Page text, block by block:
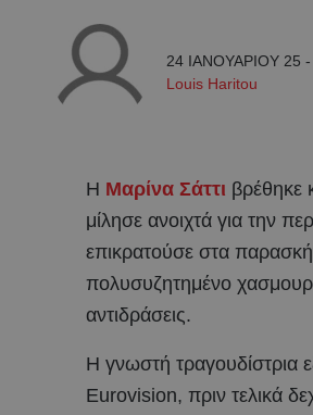
24 ΙΑΝΟΥΑΡΙΟΥ 25 -
Louis Haritou
Η Μαρίνα Σάττι βρέθηκε
μίλησε ανοιχτά για την
επικρατούσε στα
πολυσυζητημένο
αντιδράσεις.
Η γνωστή τραγουδίστρια
Eurovision, πριν τελικά